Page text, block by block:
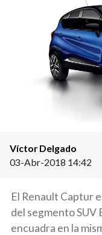
Víctor Delgado
03-Abr-2018 14:42
El Renault Captur
del segmento SUV
encuadra en la